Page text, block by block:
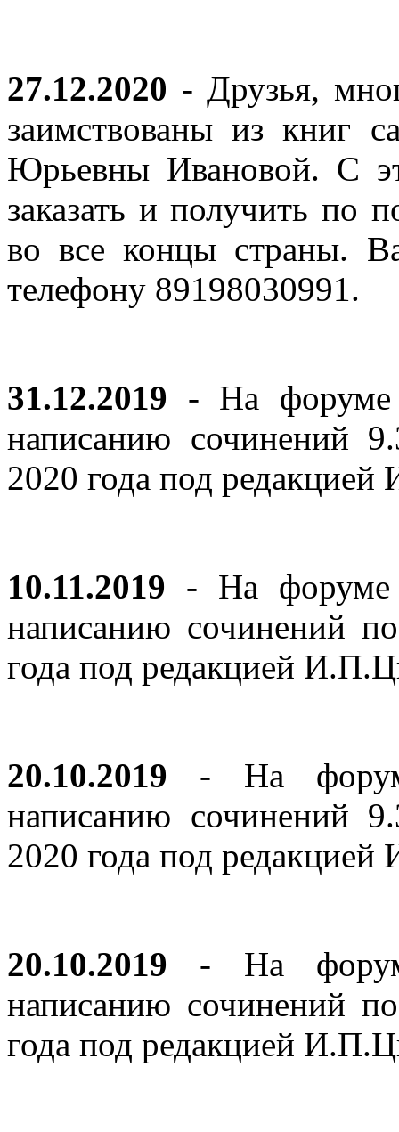
27.12.2020 - Друзья,
заимствованы из книг
Юрьевны Ивановой. С
заказать и получить по
во все концы страны.
телефону 89198030991.
31.12.2019 - На форуме
написанию сочинений
2020 года под
10.11.2019 - На форуме
написанию сочинений
года под редакцией
20.10.2019 - На
написанию сочинений
2020 года под
20.10.2019 - На
написанию сочинений
года под редакцией